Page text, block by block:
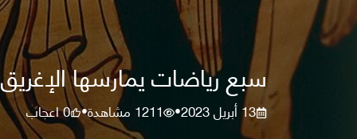
سبع رياضات يمارسها الإغريق
13 أبريل 2023 •
1211 مشاهدة•
0اعجاب